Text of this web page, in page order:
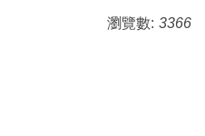
瀏覽數: 3366